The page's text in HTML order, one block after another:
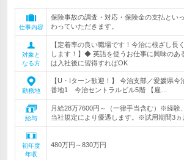
仕事内容
保険事故の調査・対応・保険金の支払とい
わっていただきます。
対象と
なる方
【定着率の良い職場です！今治に根ざし長
します！】◆ 英語を使うお仕事に興味のあ
は入社後に習得すればOK
勤務地
【U・Iターン歓迎！】 今治支部／愛媛県今
番地1 今治セントラルビル5階 【雇…
給与
月給28万7600円～（一律手当含む）※経験
当社規定により優遇します。※試用期間3ヵ
初年度
年収
480万円～830万円